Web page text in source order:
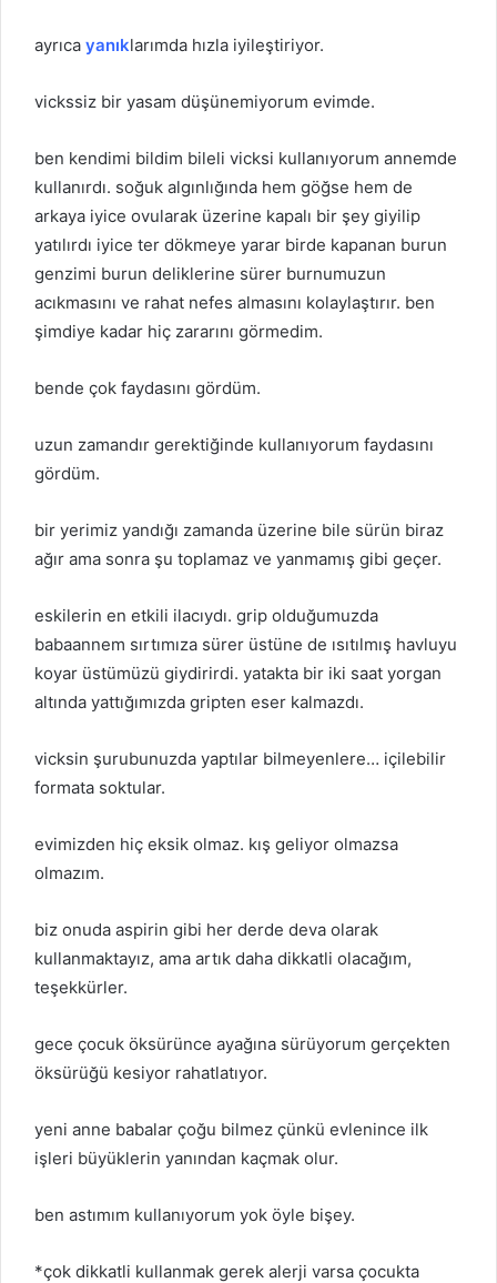
ayrıca yanıklarımda hızla iyileştiriyor.
vickssiz bir yasam düşünemiyorum evimde.
ben kendimi bildim bileli vicksi kullanıyorum annemde
kullanırdı. soğuk algınlığında hem göğse hem de
arkaya iyice ovularak üzerine kapalı bir şey giyilip
yatılırdı iyice ter dökmeye yarar birde kapanan burun
genzimi burun deliklerine sürer burnumuzun
acıkmasını ve rahat nefes almasını kolaylaştırır. ben
şimdiye kadar hiç zararını görmedim.
bende çok faydasını gördüm.
uzun zamandır gerektiğinde kullanıyorum faydasını
gördüm.
bir yerimiz yandığı zamanda üzerine bile sürün biraz
ağır ama sonra şu toplamaz ve yanmamış gibi geçer.
eskilerin en etkili ilacıydı. grip olduğumuzda
babaannem sırtımıza sürer üstüne de ısıtılmış havluyu
koyar üstümüzü giydirirdi. yatakta bir iki saat yorgan
altında yattığımızda gripten eser kalmazdı.
vicksin şurubunuzda yaptılar bilmeyenlere… içilebilir
formata soktular.
evimizden hiç eksik olmaz. kış geliyor olmazsa
olmazım.
biz onuda aspirin gibi her derde deva olarak
kullanmaktayız, ama artık daha dikkatli olacağım,
teşekkürler.
gece çocuk öksürünce ayağına sürüyorum gerçekten
öksürüğü kesiyor rahatlatıyor.
yeni anne babalar çoğu bilmez çünkü evlenince ilk
işleri büyüklerin yanından kaçmak olur.
ben astımım kullanıyorum yok öyle bişey.
*çok dikkatli kullanmak gerek alerji varsa çocukta